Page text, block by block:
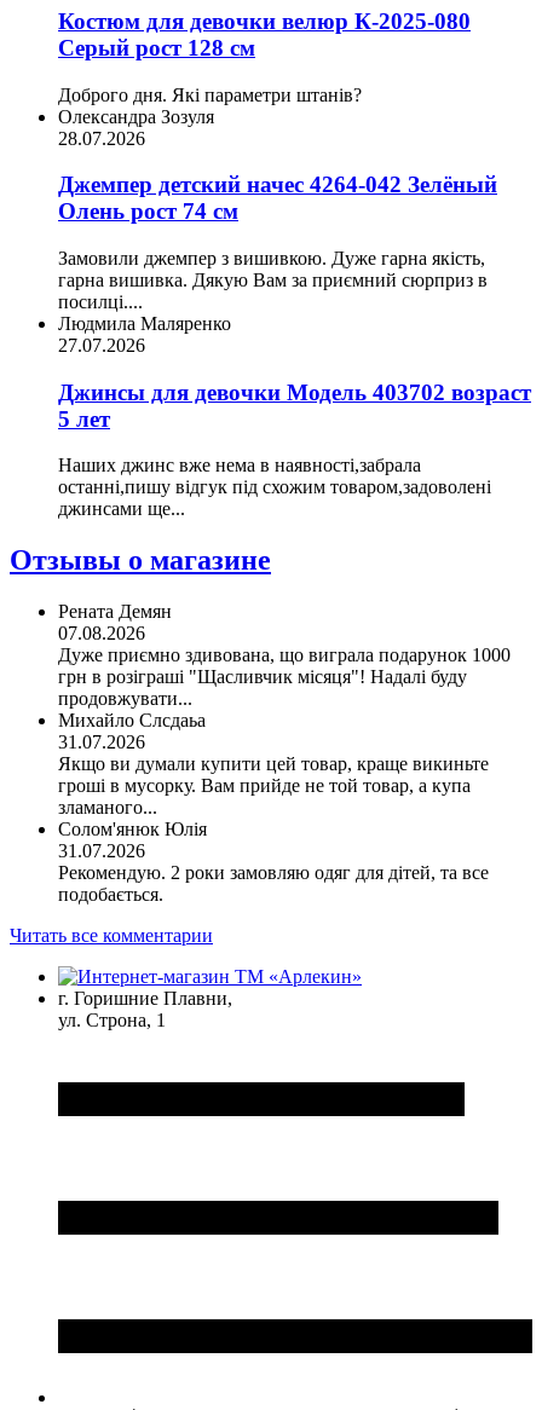
Костюм для девочки велюр К-2025-080
Серый рост 128 см
Доброго дня. Які параметри штанів?
Олександра Зозуля
28.07.2026
Джемпер детский начес 4264-042 Зелёный
Олень рост 74 см
Замовили джемпер з вишивкою. Дуже гарна якість,
гарна вишивка. Дякую Вам за приємний сюрприз в
посилці....
Людмила Маляренко
27.07.2026
Джинсы для девочки Модель 403702 возраст
5 лет
Наших джинс вже нема в наявності,забрала
останні,пишу відгук під схожим товаром,задоволені
джинсами ще...
Отзывы о магазине
Рената Демян
07.08.2026
Дуже приємно здивована, що виграла подарунок 1000
грн в розіграші "Щасливчик місяця"! Надалі буду
продовжувати...
Михайло Слсдаьа
31.07.2026
Якщо ви думали купити цей товар, краще викиньте
гроші в мусорку. Вам прийде не той товар, а купа
зламаного...
Солом'янюк Юлія
31.07.2026
Рекомендую. 2 роки замовляю одяг для дітей, та все
подобається.
Читать все комментарии
г. Горишние Плавни,
ул. Строна, 1